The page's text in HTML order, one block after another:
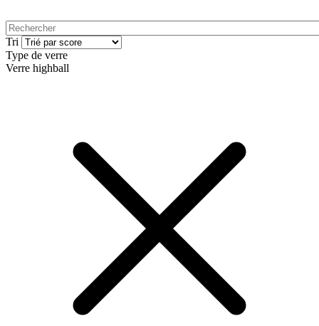
Tri
Type de verre
Verre highball